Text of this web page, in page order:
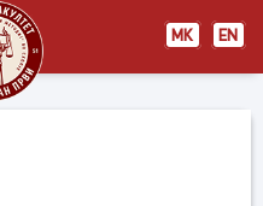
МК EN